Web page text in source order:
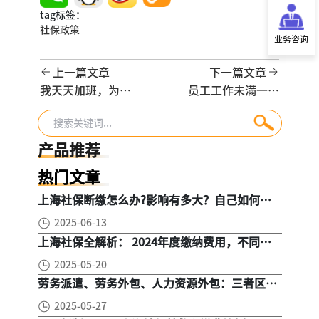
tag标签：
社保政策
上一篇文章
我天天加班，为什
么一分钱加班费都
没有？你可能掉进
了“工时制度”的
坑！
下一篇文章
员工工作未满一年
离职，要发年终奖
吗？怎么发？法律
产品推荐
热门文章
上海社保断缴怎么办?影响有多大？自己如何续
2025-06-13
上海社保全解析： 2024年度缴纳费用，不同人
2025-05-20
劳务派遣、劳务外包、人力资源外包：三者区
2025-05-27
业务咨询